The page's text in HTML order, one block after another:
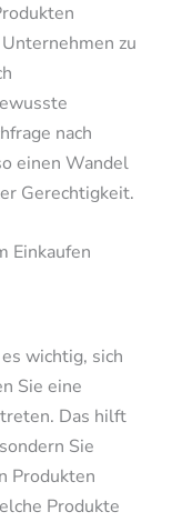
zu
nach
einen Wandel
Gerechtigkeit.
Einkaufen
wichtig, sich
Sie eine
Das hilft
Sie
Produkten
Produkte